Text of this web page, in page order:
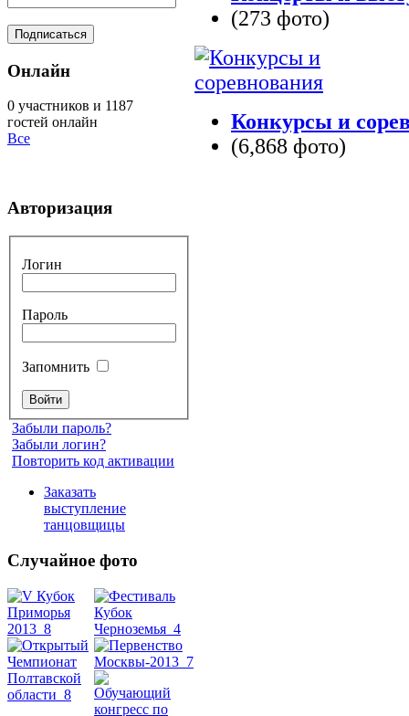
(273 фото)
Конкурсы и
(6,868 фото)
Онлайн
0 участников и 1187
гостей онлайн
Все
Авторизация
Логин
Пароль
Запомнить
Забыли пароль?
Забыли логин?
Повторить код активации
Заказать
выступление
танцовщицы
Случайное фото
живота